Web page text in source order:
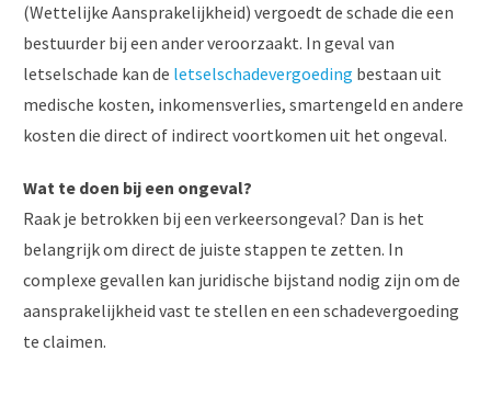
(Wettelijke Aansprakelijkheid) vergoedt de schade die een
bestuurder bij een ander veroorzaakt. In geval van
letselschade kan de letselschadevergoeding bestaan uit
medische kosten, inkomensverlies, smartengeld en andere
kosten die direct of indirect voortkomen uit het ongeval.
Wat te doen bij een ongeval?
Raak je betrokken bij een verkeersongeval? Dan is het
belangrijk om direct de juiste stappen te zetten. In
complexe gevallen kan juridische bijstand nodig zijn om de
aansprakelijkheid vast te stellen en een schadevergoeding
te claimen.